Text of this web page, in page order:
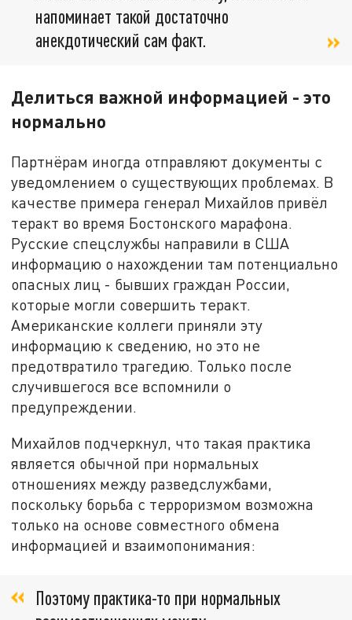
напоминает такой достаточно
анекдотический сам факт.
Делиться важной информацией - это
нормально
Партнёрам иногда отправляют документы с
уведомлением о существующих проблемах. В
качестве примера генерал Михайлов привёл
теракт во время Бостонского марафона.
Русские спецслужбы направили в США
информацию о нахождении там потенциально
опасных лиц - бывших граждан России,
которые могли совершить теракт.
Американские коллеги приняли эту
информацию к сведению, но это не
предотвратило трагедию. Только после
случившегося все вспомнили о
предупреждении.
Михайлов подчеркнул, что такая практика
является обычной при нормальных
отношениях между разведслужбами,
поскольку борьба с терроризмом возможна
только на основе совместного обмена
информацией и взаимопонимания:
Поэтому практика-то при нормальных